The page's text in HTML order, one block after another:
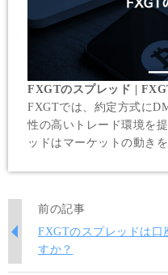
FXGTのスプレッド |
FXGTでは、約定方式に
性の高いトレード環境を
ッドはマーケットの動き
前の記事
FXGTのスプレッドは口
すか？